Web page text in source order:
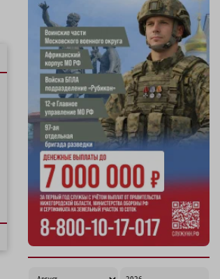
17:37
Обращения пострадавших продавцов WB
рассмотрят на заседании оперштаба в
августе
17:21
Нижегородская область вошла в число
лидеров научно-популярного туризма
17:10